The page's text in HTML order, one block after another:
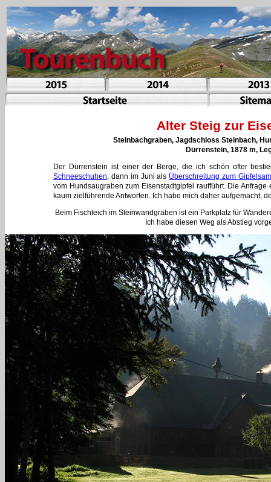
Alter Steig zur
Steinbachgraben, Jagdschloss Steinbach,
Dürrenstein, 1878 m,
Der Dürrenstein ist einer der Berge, die ich schön ofter
Schneeschuhen, dann im Juni als Überschreitung zum
vom Hundsaugraben zum Eisenstadtgipfel raufführt. Die
kaum zielführende Antworten. Ich habe mich daher aufgemacht,
Beim Fischteich im Steinwandgraben ist ein Parkplatz für
Ich habe diesen Weg als Abstieg